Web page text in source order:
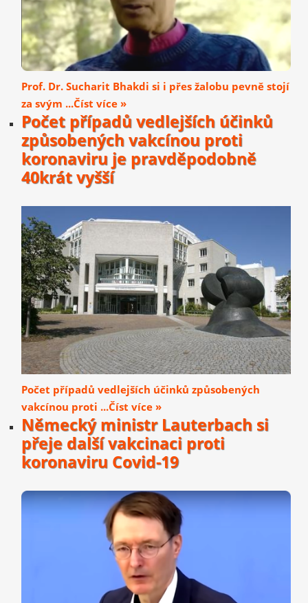
Prof. Dr. Sucharit Bhakdi si i přes žalobu pevně stojí
za svým ...Číst více »
Počet případů vedlejších účinků
způsobených vakcínou proti
koronaviru je pravděpodobně
40krát vyšší
Počet případů vedlejších účinků způsobených
vakcínou proti ...Číst více »
Německý ministr Lauterbach si
přeje další vakcinaci proti
koronaviru Covid-19